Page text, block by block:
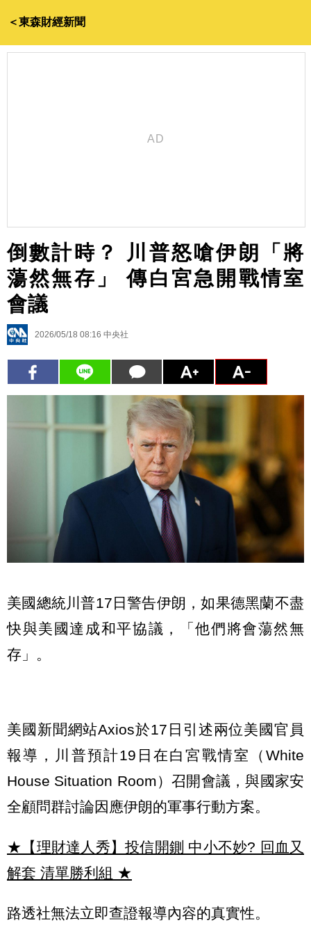
＜東森財經新聞
倒數計時？ 川普怒嗆伊朗「將
蕩然無存」 傳白宮急開戰情室
會議
2026/05/18 08:16 中央社
美國總統川普17日警告伊朗，如果德黑蘭不盡
快與美國達成和平協議，「他們將會蕩然無
存」。
美國新聞網站Axios於17日引述兩位美國官員
報導，川普預計19日在白宮戰情室（White
House Situation Room）召開會議，與國家安
全顧問群討論因應伊朗的軍事行動方案。
★【理財達人秀】投信開鍘 中小不妙? 回血又
解套 清單勝利組 ★
路透社無法立即查證報導內容的真實性。